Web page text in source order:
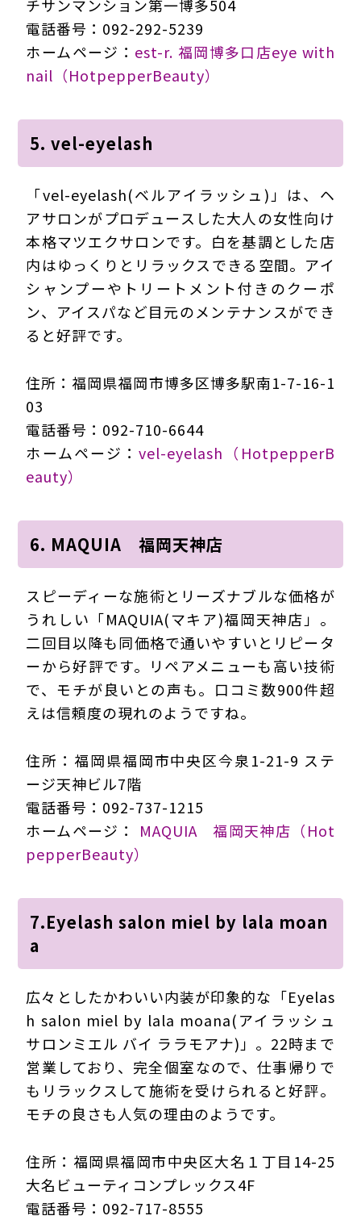
チサンマンション第一博多504
電話番号：092-292-5239
ホームページ： est-r. 福岡博多口店eye with
nail（HotpepperBeauty）
5. vel-eyelash
「vel-eyelash(ベルアイラッシュ)」は、ヘ
アサロンがプロデュースした大人の女性向け
本格マツエクサロンです。白を基調とした店
内はゆっくりとリラックスできる空間。アイ
シャンプーやトリートメント付きのクーポ
ン、アイスパなど目元のメンテナンスができ
ると好評です。
住所：福岡県福岡市博多区博多駅南1-7-16-1
03
電話番号：092-710-6644
ホームページ：vel-eyelash（HotpepperB
eauty）
6. MAQUIA 福岡天神店
スピーディーな施術とリーズナブルな価格が
うれしい「MAQUIA(マキア)福岡天神店」。
二回目以降も同価格で通いやすいとリピータ
ーから好評です。リペアメニューも高い技術
で、モチが良いとの声も。口コミ数900件超
えは信頼度の現れのようですね。
住所：福岡県福岡市中央区今泉1-21-9 ステ
ージ天神ビル7階
電話番号：092-737-1215
ホームページ： MAQUIA 福岡天神店（Hot
pepperBeauty）
7.Eyelash salon miel by lala moan
a
広々としたかわいい内装が印象的な「Eyelas
h salon miel by lala moana(アイラッシュ
サロンミエル バイ ララモアナ)」。22時まで
営業しており、完全個室なので、仕事帰りで
もリラックスして施術を受けられると好評。
モチの良さも人気の理由のようです。
住所：福岡県福岡市中央区大名１丁目14-25
大名ビューティコンプレックス4F
電話番号：092-717-8555